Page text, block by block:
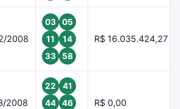
2008
03
05
11
14
33
58
R$ 16.035.424,27
2008
22
41
44
46
R$ 0,00